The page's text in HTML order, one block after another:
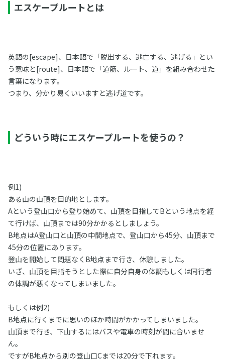
エスケープルートとは
英語の[escape]、日本語で「脱出する、逃亡する、逃げる」とい
う意味と[route]、日本語で「道筋、ルート、道」を組み合わせた
言葉になります。
つまり、分かり易くいいますと逃げ道です。
どういう時にエスケープルートを使うの？
例1)
ある山の山頂を目的地とします。
Aという登山口から登り始めて、山頂を目指してBという地点を経
て行けば、山頂までは90分かかるとしましょう。
B地点はA登山口と山頂の中間地点で、登山口から45分、山頂まで
45分の位置にあります。
登山を開始して問題なくB地点まで行き、休憩しました。
いざ、山頂を目指そうとした際に自分自身の体調もしくは同行者
の体調が悪くなってしまいました。
もしくは例2)
B地点に行くまでに思いのほか時間がかかってしまいました。
山頂まで行き、下山するにはバスや電車の時刻が間に合いませ
ん。
ですがB地点から別の登山口Cまでは20分で下れます。